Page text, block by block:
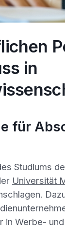
in
für
Studiums
Universität
in Werbe-